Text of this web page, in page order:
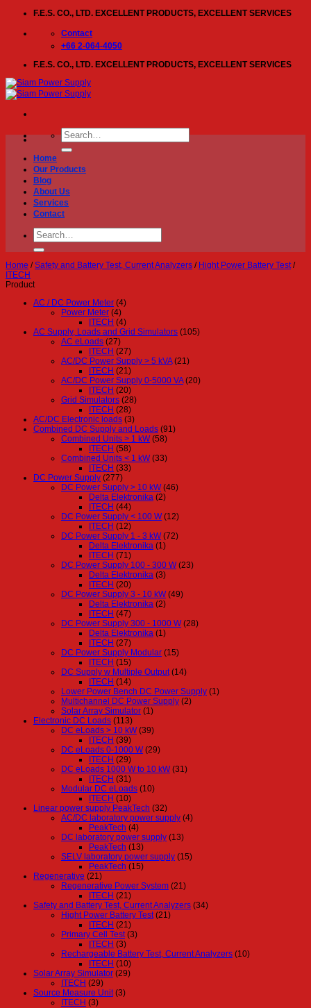
content
F.E.S. CO., LTD. EXCELLENT PRODUCTS, EXCELLENT SERVICES
Contact
+66 2-064-4050
F.E.S. CO., LTD. EXCELLENT PRODUCTS, EXCELLENT SERVICES
Search
for:
Home
Our Products
Blog
About Us
Services
Contact
Search
for:
Home / Safety and Battery Test, Current Analyzers / Hight Power Battery Test /
ITECH
Product
AC / DC Power Meter (4)
Power Meter (4)
ITECH (4)
AC Supply, Loads and Grid Simulators (105)
AC eLoads (27)
ITECH (27)
AC/DC Power Supply > 5 kVA (21)
ITECH (21)
AC/DC Power Supply 0-5000 VA (20)
ITECH (20)
Grid Simulators (28)
ITECH (28)
AC/DC Electronic loads (3)
Combined DC Supply and Loads (91)
Combined Units > 1 kW (58)
ITECH (58)
Combined Units < 1 kW (33)
ITECH (33)
DC Power Supply (277)
DC Power Supply > 10 kW (46)
Delta Elektronika (2)
ITECH (44)
DC Power Supply < 100 W (12)
ITECH (12)
DC Power Supply 1 - 3 kW (72)
Delta Elektronika (1)
ITECH (71)
DC Power Supply 100 - 300 W (23)
Delta Elektronika (3)
ITECH (20)
DC Power Supply 3 - 10 kW (49)
Delta Elektronika (2)
ITECH (47)
DC Power Supply 300 - 1000 W (28)
Delta Elektronika (1)
ITECH (27)
DC Power Supply Modular (15)
ITECH (15)
DC Supply w Multiple Output (14)
ITECH (14)
Lower Power Bench DC Power Supply (1)
Multichannel DC Power Supply (2)
Solar Array Simulator (1)
Electronic DC Loads (113)
DC eLoads > 10 kW (39)
ITECH (39)
DC eLoads 0-1000 W (29)
ITECH (29)
DC eLoads 1000 W to 10 kW (31)
ITECH (31)
Modular DC eLoads (10)
ITECH (10)
Linear power supply PeakTech (32)
AC/DC laboratory power supply (4)
PeakTech (4)
DC laboratory power supply (13)
PeakTech (13)
SELV laboratory power supply (15)
PeakTech (15)
Regenerative (21)
Regenerative Power System (21)
ITECH (21)
Safety and Battery Test, Current Analyzers (34)
Hight Power Battery Test (21)
ITECH (21)
Primary Cell Test (3)
ITECH (3)
Rechargeable Battery Test, Current Analyzers (10)
ITECH (10)
Solar Array Simulator (29)
ITECH (29)
Source Measure Unit (3)
ITECH (3)